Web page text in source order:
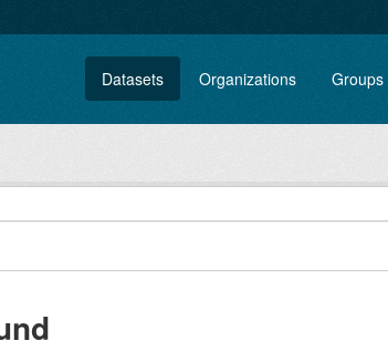
Datasets Organizations Groups